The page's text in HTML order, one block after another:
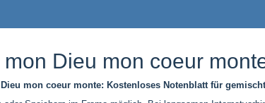
mon Dieu mon coeur
mon coeur monte: Kostenloses Notenblatt für